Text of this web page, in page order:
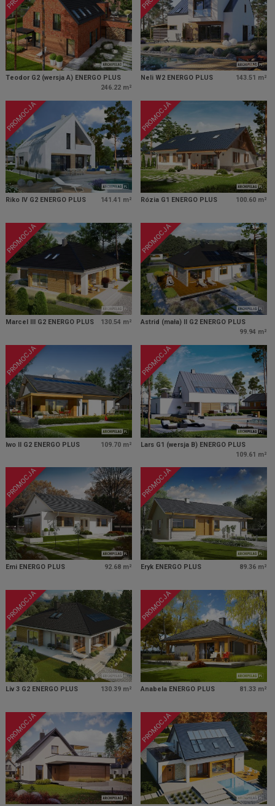
Teodor G2 (wersja A) ENERGO PLUS
246.22 m²
Neli W2 ENERGO PLUS 143.51 m²
PROMOCJA
Riko IV G2 ENERGO PLUS 141.41 m²
PROMOCJA
Rózia G1 ENERGO PLUS 100.60 m²
PROMOCJA
Marcel III G2 ENERGO PLUS 130.54 m²
PROMOCJA
Astrid (mała) II G2 ENERGO PLUS
99.94 m²
PROMOCJA
Iwo II G2 ENERGO PLUS 109.70 m²
PROMOCJA
Lars G1 (wersja B) ENERGO PLUS
109.61 m²
PROMOCJA
Emi ENERGO PLUS 92.68 m²
PROMOCJA
Eryk ENERGO PLUS 89.36 m²
PROMOCJA
Liv 3 G2 ENERGO PLUS 130.39 m²
PROMOCJA
Anabela ENERGO PLUS 81.33 m²
PROMOCJA PROMOCJA